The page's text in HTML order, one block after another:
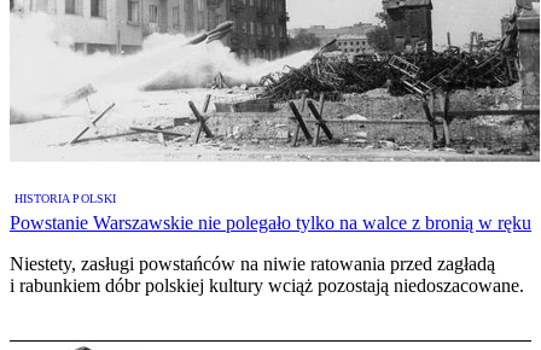
HISTORIA POLSKI
Powstanie Warszawskie nie polegało tylko na walce z bronią w ręku
Niestety, zasługi powstańców na niwie ratowania przed zagładą
i rabunkiem dóbr polskiej kultury wciąż pozostają niedoszacowane.